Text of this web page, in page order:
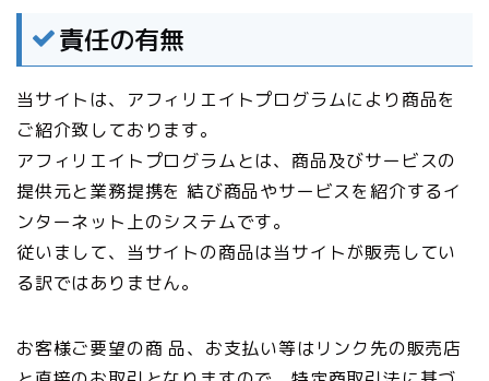
責任の有無
当サイトは、アフィリエイトプログラムにより商品を
ご紹介致しております。
アフィリエイトプログラムとは、商品及びサービスの
提供元と業務提携を 結び商品やサービスを紹介するイ
ンターネット上のシステムです。
従いまして、当サイトの商品は当サイトが販売してい
る訳ではありません。
お客様ご要望の商 品、お支払い等はリンク先の販売店